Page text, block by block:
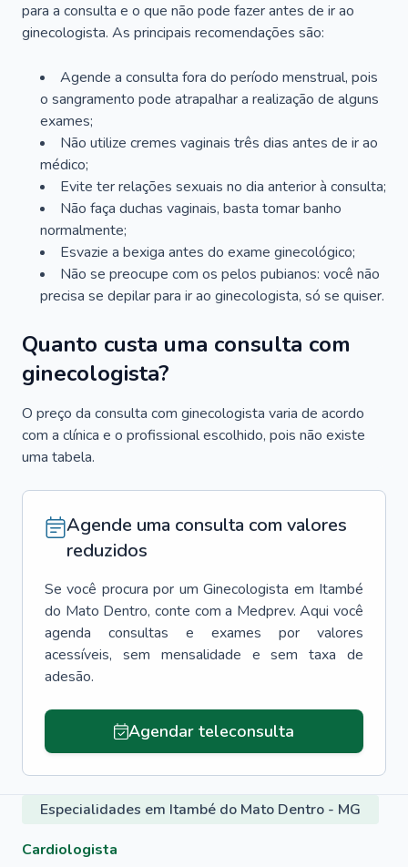
para a consulta e o que não pode fazer antes de ir ao
ginecologista. As principais recomendações são:
Agende a consulta fora do período menstrual, pois
o sangramento pode atrapalhar a realização de alguns
exames;
Não utilize cremes vaginais três dias antes de ir ao
médico;
Evite ter relações sexuais no dia anterior à consulta;
Não faça duchas vaginais, basta tomar banho
normalmente;
Esvazie a bexiga antes do exame ginecológico;
Não se preocupe com os pelos pubianos: você não
precisa se depilar para ir ao ginecologista, só se quiser.
Quanto custa uma consulta com
ginecologista?
O preço da consulta com ginecologista varia de acordo
com a clínica e o profissional escolhido, pois não existe
uma tabela.
Agende uma consulta com valores
reduzidos
Se você procura por um Ginecologista em Itambé
do Mato Dentro, conte com a Medprev. Aqui você
agenda consultas e exames por valores
acessíveis, sem mensalidade e sem taxa de
adesão.
Agendar teleconsulta
Especialidades em Itambé do Mato Dentro - MG
Cardiologista